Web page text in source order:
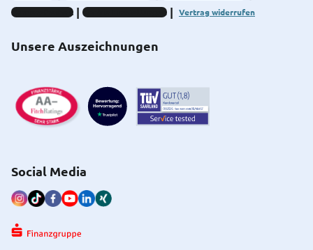
Unsere Auszeichnungen
Barrierefreiheit
Cookie-Einstellungen Vertrag widerrufen
Social Media